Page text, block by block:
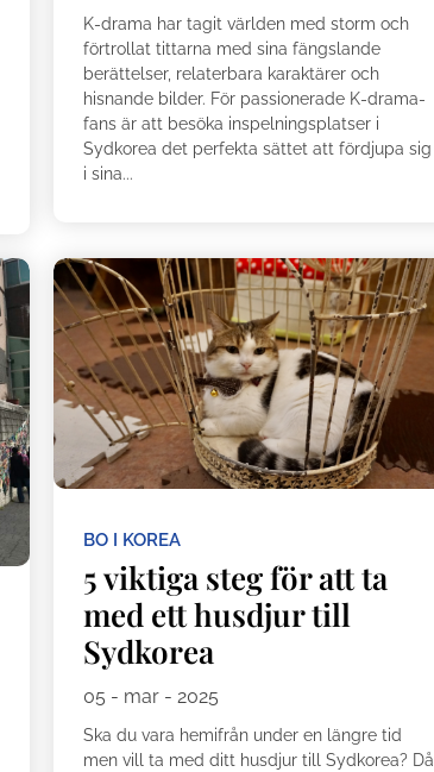
K-drama har tagit världen med storm och
förtrollat ​​tittarna med sina fängslande
berättelser, relaterbara karaktärer och
hisnande bilder. För passionerade K-drama-
fans är att besöka inspelningsplatser i
Sydkorea det perfekta sättet att fördjupa sig
i sina...
BO I KOREA
5 viktiga steg för att ta
med ett husdjur till
Sydkorea
05 - mar - 2025
Ska du vara hemifrån under en längre tid
men vill ta med ditt husdjur till Sydkorea? Då